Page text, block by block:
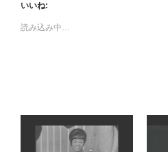
いいね:
読み込み中…